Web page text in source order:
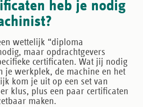
heb je nodig
wettelijk “diploma
maar opdrachtgevers
certificaten. Wat jij nodig
je werkplek, de machine en het
kom je uit op een set van
klus, plus een paar certificaten
maken.